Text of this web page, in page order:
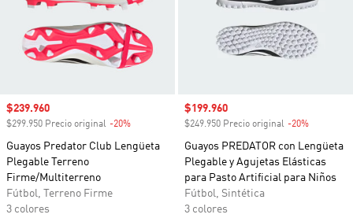
Precio de venta
$239.960
$299.950 Precio original -20%
Guayos Predator Club Lengüeta
Plegable Terreno
Firme/Multiterreno
Fútbol, Terreno Firme
3 colores
Precio de venta
$199.960
$249.950 Precio original -20%
Guayos PREDATOR con Lengüeta
Plegable y Agujetas Elásticas
para Pasto Artificial para Niños
Fútbol, Sintética
3 colores